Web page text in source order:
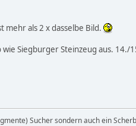
mehr als 2 x dasselbe Bild.
Siegburger Steinzeug aus. 14./
Sucher sondern auch ein